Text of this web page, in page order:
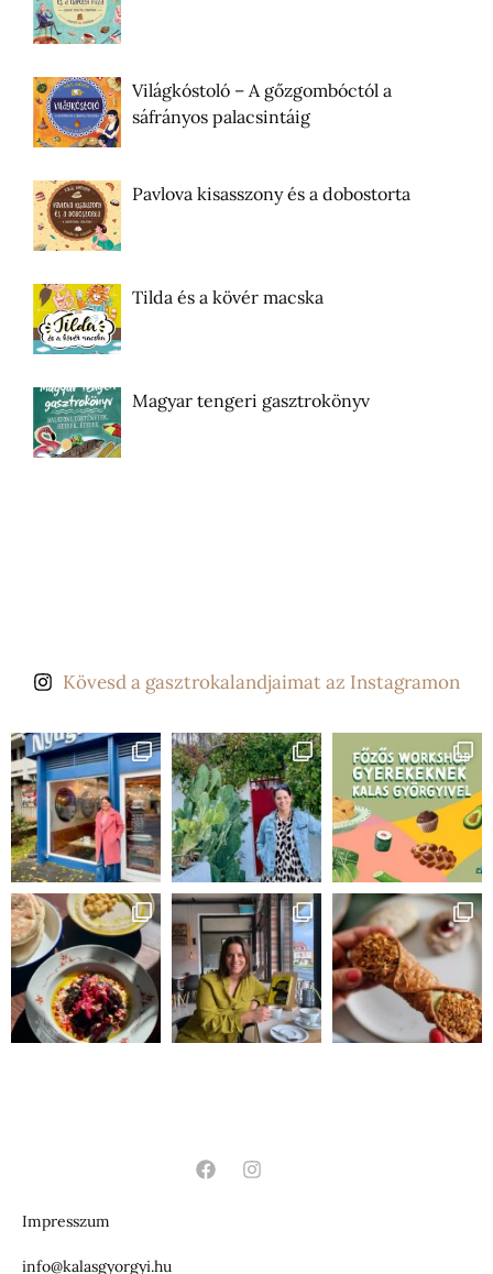
Világkóstoló – A gőzgombóctól a
sáfrányos palacsintáig
Pavlova kisasszony és a dobostorta
Tilda és a kövér macska
Magyar tengeri gasztrokönyv
Kövesd a gasztrokalandjaimat az Instagramon
Impresszum
info@kalasgyorgyi.hu